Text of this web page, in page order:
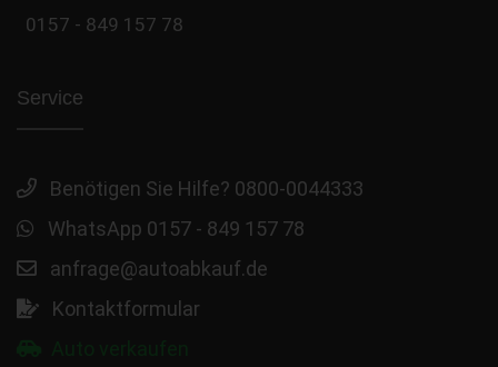
0157 - 849 157 78
Service
Benötigen Sie Hilfe? 0800-0044333
WhatsApp 0157 - 849 157 78
anfrage@autoabkauf.de
Kontaktformular